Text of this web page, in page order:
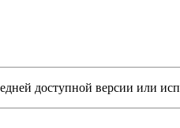
доступной версии или